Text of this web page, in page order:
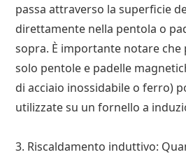
passa attraverso la superficie
direttamente nella pentola o
sopra. È importante notare
solo pentole e padelle
di acciaio inossidabile o ferro)
utilizzate su un fornello a
3. Riscaldamento induttivo: